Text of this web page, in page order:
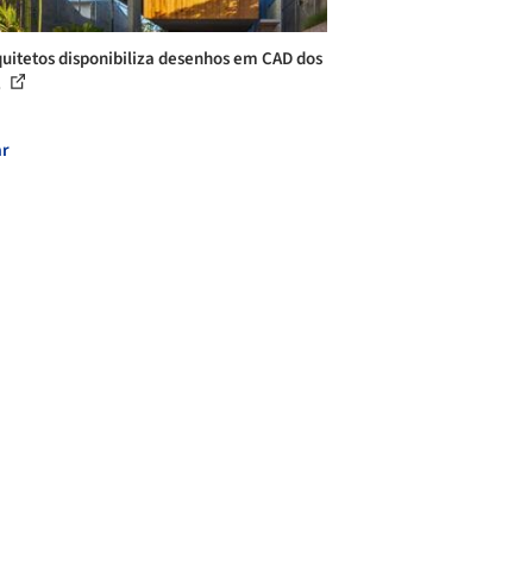
disponibiliza desenhos em CAD dos